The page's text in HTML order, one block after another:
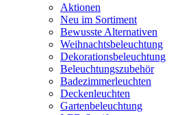
Aktionen
Neu im Sortiment
Bewusste Alternativen
Weihnachtsbeleuchtung
Dekorationsbeleuchtung
Beleuchtungszubehör
Badezimmerleuchten
Deckenleuchten
Gartenbeleuchtung